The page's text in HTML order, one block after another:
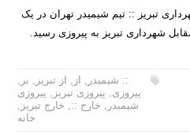
تبریز :: تیم شیمیدر تهران در یک
شهرداری تبریز به پیروزی رسید.
:: شیمیدر , از , از تبریز , بر ,
پیروزی, پیروزی تبریز , پیروزی
شیمیدر , خارج ::, خارج تبریز ,
خانه